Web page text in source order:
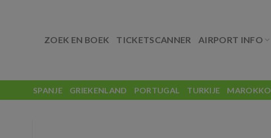
ZOEK EN BOEK TICKETSCANNER AIRPORT INFO
SPANJE GRIEKENLAND PORTUGAL TURKIJE MAROKKO